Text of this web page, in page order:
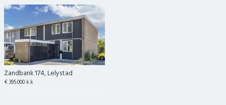
Zandbank 174, Lelystad
€ 395.000 k.k